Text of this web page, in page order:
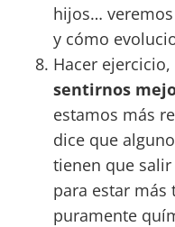
hijos…
y cómo
Hacer
sentirnos
estamos más
dice que
tienen que
para estar más
puramente